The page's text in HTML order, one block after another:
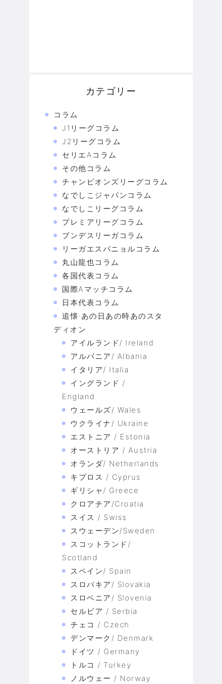
カテゴリー
コラム
J1リーグコラム
J2リーグコラム
セリエAコラム
その他コラム
チャンピオンズリーグコラム
なでしこジャパンコラム
なでしこリーグコラム
プレミアリーグコラム
ブンデスリーガコラム
リーガエスパニョルコラム
丸山龍也コラム
各国代表コラム
国際Aマッチコラム
日本代表コラム
追懐·あの日あの時あのスタ
ディオン
アイルランド/ Ireland
アルバニア/ Albania
イタリア/ Italia
イングランド /
England
ウェールズ/ Wales
ウクライナ/ Ukraine
エストニア / Estonia
オーストリア / Austria
オランダ/ Netherlands
キプロス / Cyprus
ギリシャ/ Greece
クロアチア/Croatia
スイス / Swiss
スウェーデン/Sweden
スコットランド/
Scotland
スペイン/ Spain
スロバキア/ Slovakia
スロベニア/ Slovenia
セルビア / Serbia
チェコ / Czech
デンマーク/ Denmark
ドイツ / Germany
トルコ / Turkey
ノルウェー / Norway